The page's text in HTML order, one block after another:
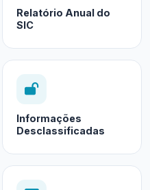
Relatório Anual do
SIC
Informações
Desclassificadas